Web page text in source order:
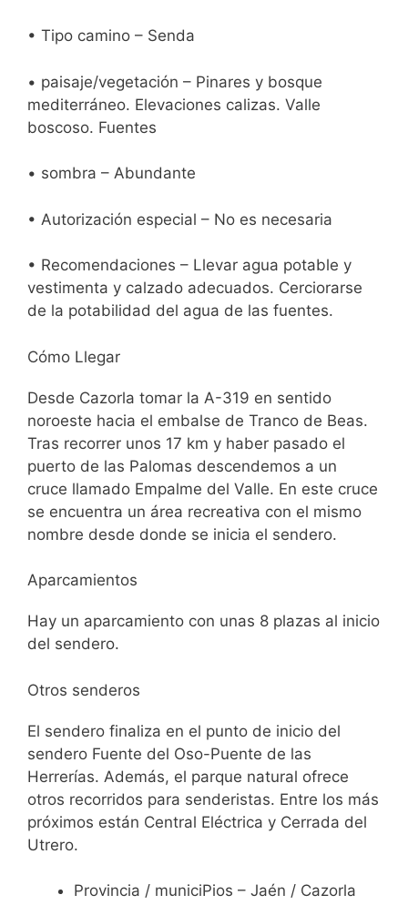
• Tipo camino – Senda
• paisaje/vegetación – Pinares y bosque
mediterráneo. Elevaciones calizas. Valle
boscoso. Fuentes
• sombra – Abundante
• Autorización especial – No es necesaria
• Recomendaciones – Llevar agua potable y
vestimenta y calzado adecuados. Cerciorarse
de la potabilidad del agua de las fuentes.
Cómo Llegar
Desde Cazorla tomar la A-319 en sentido
noroeste hacia el embalse de Tranco de Beas.
Tras recorrer unos 17 km y haber pasado el
puerto de las Palomas descendemos a un
cruce llamado Empalme del Valle. En este cruce
se encuentra un área recreativa con el mismo
nombre desde donde se inicia el sendero.
Aparcamientos
Hay un aparcamiento con unas 8 plazas al inicio
del sendero.
Otros senderos
El sendero finaliza en el punto de inicio del
sendero Fuente del Oso-Puente de las
Herrerías. Además, el parque natural ofrece
otros recorridos para senderistas. Entre los más
próximos están Central Eléctrica y Cerrada del
Utrero.
Provincia / municiPios – Jaén / Cazorla